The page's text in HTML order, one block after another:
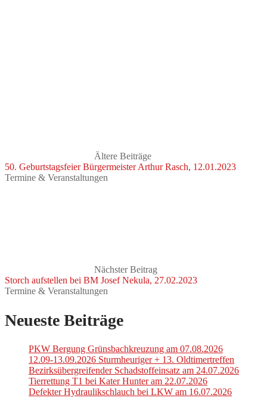
Ältere Beiträge
50. Geburtstagsfeier Bürgermeister Arthur Rasch, 12.01.2023
Termine & Veranstaltungen
Nächster Beitrag
Storch aufstellen bei BM Josef Nekula, 27.02.2023
Termine & Veranstaltungen
Neueste Beiträge
PKW Bergung Grünsbachkreuzung am 07.08.2026
12.09-13.09.2026 Sturmheuriger + 13. Oldtimertreffen
Bezirksübergreifender Schadstoffeinsatz am 24.07.2026
Tierrettung T1 bei Kater Hunter am 22.07.2026
Defekter Hydraulikschlauch bei LKW am 16.07.2026